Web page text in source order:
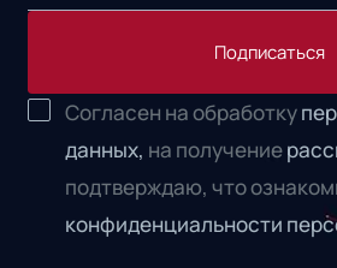
Подписаться
Согласен на обработку
данных, на получение
подтверждаю, что
конфиденциальности